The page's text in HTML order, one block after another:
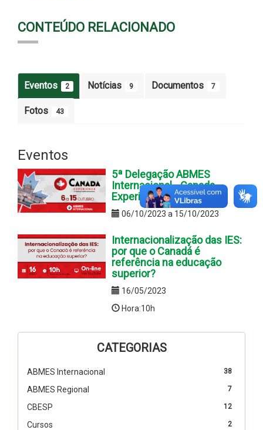
CONTEÚDO RELACIONADO
Eventos 2 Notícias 9 Documentos 7
Fotos 43
Eventos
5ª Delegação ABMES
Internacional - Canada
Experience
06/10/2023 a 15/10/2023
Internacionalização das IES:
por que o Canadá é
referência na educação
superior?
16/05/2023
Hora:10h
CATEGORIAS
38
ABMES Internacional
7
ABMES Regional
12
CBESP
2
Cursos